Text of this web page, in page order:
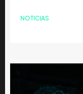
NOTICIAS